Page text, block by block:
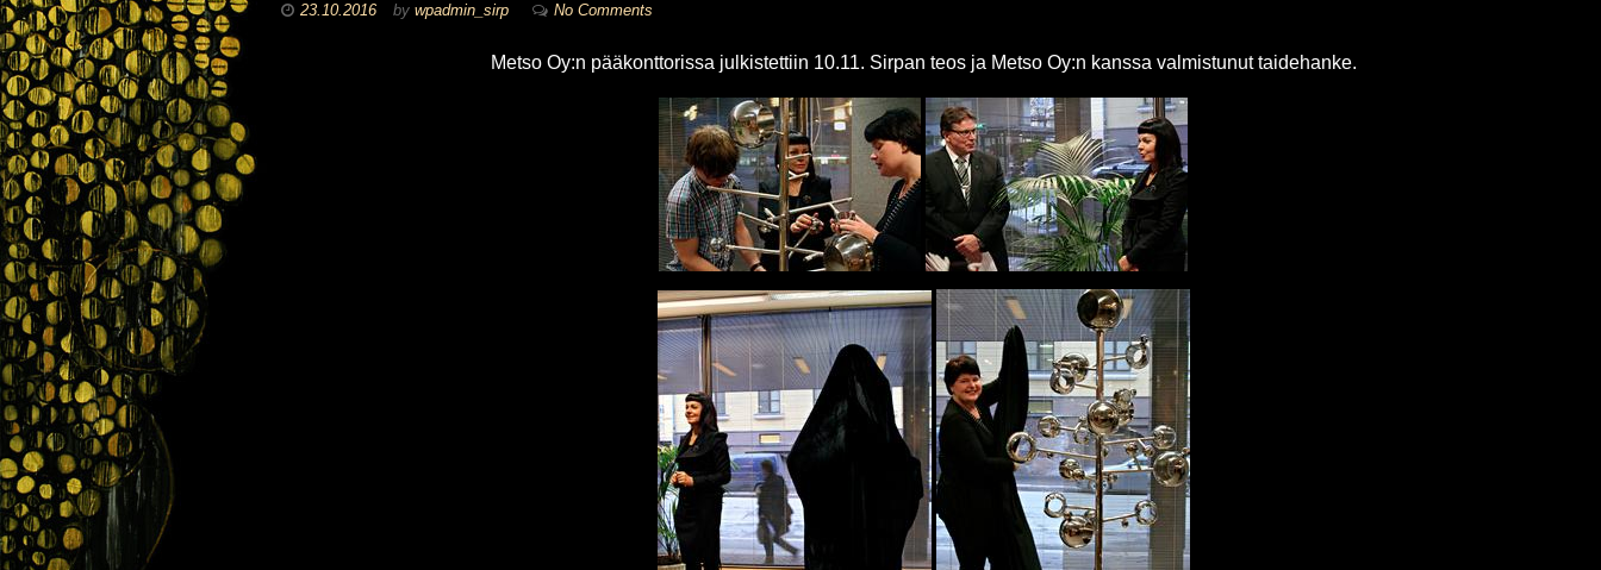
23.10.2016 by wpadmin_sirp No Comments
Metso Oy:n pääkonttorissa julkistettiin 10.11. Sirpan teos ja Metso Oy:n kanssa valmistunut taidehanke.